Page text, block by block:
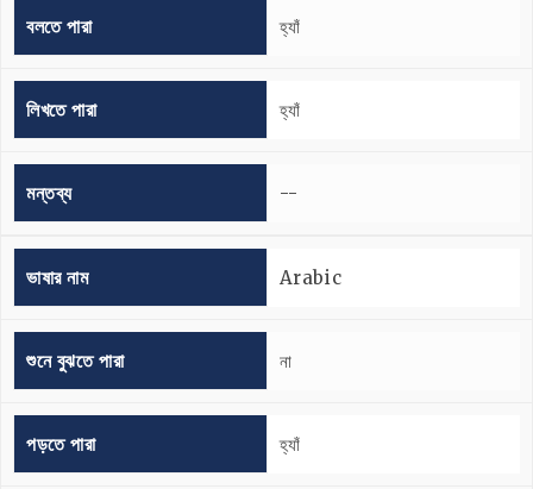
বলতে পারা হ্যাঁ
লিখতে পারা হ্যাঁ
মন্তব্য --
ভাষার নাম Arabic
শুনে বুঝতে পারা না
পড়তে পারা হ্যাঁ